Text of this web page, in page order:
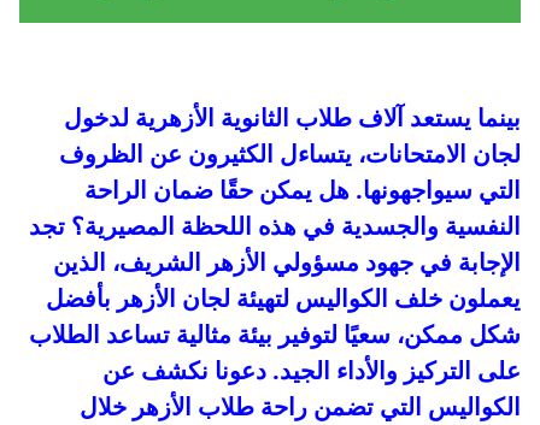
بينما يستعد آلاف طلاب الثانوية الأزهرية لدخول
لجان الامتحانات، يتساءل الكثيرون عن الظروف
التي سيواجهونها. هل يمكن حقًا ضمان الراحة
النفسية والجسدية في هذه اللحظة المصيرية؟ تجد
الإجابة في جهود مسؤولي الأزهر الشريف، الذين
يعملون خلف الكواليس لتهيئة لجان الأزهر بأفضل
شكل ممكن، سعيًا لتوفير بيئة مثالية تساعد الطلاب
على التركيز والأداء الجيد. دعونا نكشف عن
الكواليس التي تضمن راحة طلاب الأزهر خلال